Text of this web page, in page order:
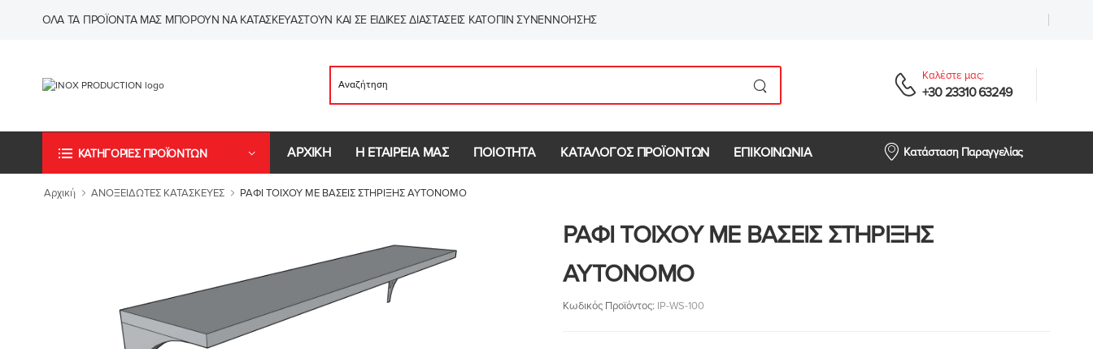
ΌΛΑ ΤΑ ΠΡΟΪΌΝΤΑ ΜΑΣ ΜΠΟΡΟΎΝ ΝΑ ΚΑΤΑΣΚΕΥΑΣΤΟΎΝ ΚΑΙ ΣΕ ΕΙΔΙΚΈΣ ΔΙΑΣΤΆΣΕΙΣ ΚΑΤΌΠΙΝ ΣΥΝΕΝΝΌΗΣΗΣ
Καλέστε μας:
+30 23310 63249
ΚΑΤΗΓΟΡΙΕΣ ΠΡΟΪΟΝΤΩΝ ΑΡΧΙΚΗ Η ΕΤΑΙΡΕΙΑ ΜΑΣ ΠΟΙΟΤΗΤΑ ΚΑΤΑΛΟΓΟΣ ΠΡΟΪΟΝΤΩΝ ΕΠΙΚΟΙΝΩΝΙΑ Κατάσταση Παραγγελίας
Αρχική ΑΝΟΞΕΙΔΩΤΕΣ ΚΑΤΑΣΚΕΥΕΣ ΡΑΦΙ ΤΟΙΧΟΥ ΜΕ ΒΑΣΕΙΣ ΣΤΗΡΙΞΗΣ ΑΥΤΟΝΟΜΟ
ΡΑΦΙ ΤΟΙΧΟΥ ΜΕ ΒΑΣΕΙΣ ΣΤΗΡΙΞΗΣ
ΑΥΤΟΝΟΜΟ
Κωδικός Προϊόντος: IP-WS-100